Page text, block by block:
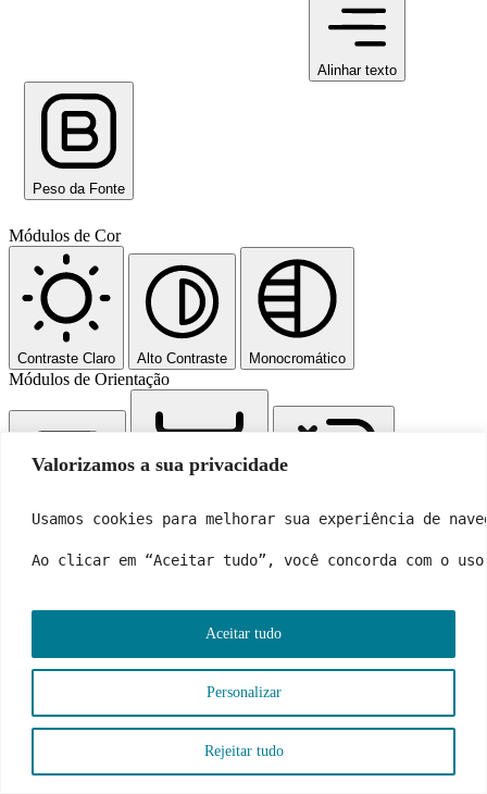
Valorizamos a sua privacidade
Usamos cookies para melhorar sua experiência de
Ao clicar em “Aceitar tudo”, você concorda com o
Personalizar
Rejeitar tudo
Aceitar tudo
Alinhar texto
Peso da Fonte
Módulos de Cor
Contraste Claro Alto Contraste Monocromático
Módulos de Orientação
Linha de Leitura Máscara de Leitura Ocultar Imagens
Destacar Conteúdo Parar Animações Destacar Links
Redefinir Configurações